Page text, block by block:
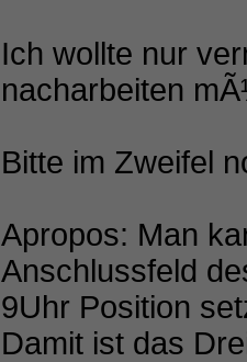
Ich wollte nur
nacharbeiten
Bitte im Zweifel
Apropos: Man
Anschlussfeld
9Uhr Position
Damit ist das